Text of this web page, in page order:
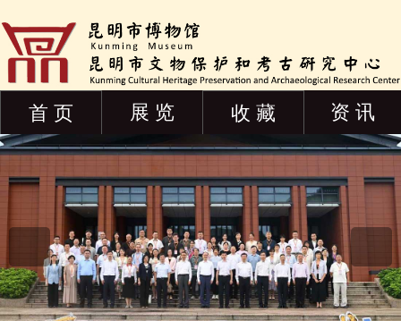
首 页 展 览 收 藏 资 讯